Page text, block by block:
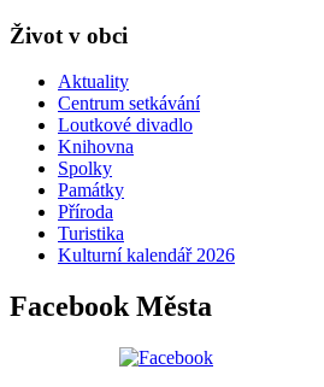
Život v obci
Aktuality
Centrum setkávání
Loutkové divadlo
Knihovna
Spolky
Památky
Příroda
Turistika
Kulturní kalendář 2026
Facebook Města